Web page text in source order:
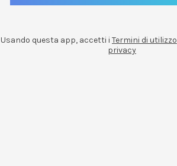
Usando questa app, accetti i Termini di utilizzo
privacy